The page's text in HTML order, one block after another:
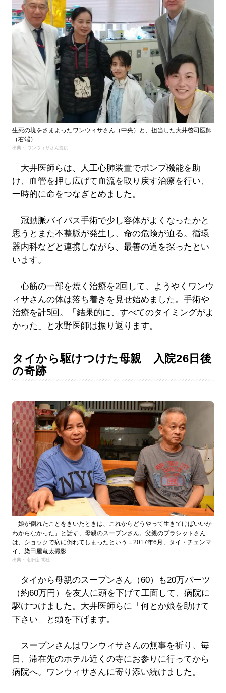
生死の境をさまよったワンウィサさん（中央）と、担当した大井啓司医師
（右端）
出典： ワンウィサさん提供
大井医師らは、人工心肺装置でポンプ機能を助
け、血管を押し広げて血流を取り戻す治療を行い、
一時的に命をつなぎとめました。
冠動脈バイパス手術で少し容体がよくなったかと
思うとまた不整脈が発生し、命の危険が迫る。循環
器内科などと連携しながら、最善の道を探ったとい
います。
心筋の一部を焼く治療を2回して、ようやくワンウ
ィサさんの体は落ち着きを見せ始めました。手術や
治療を計5回。「結果的に、すべてのタイミングがよ
かった」と水野医師は振り返ります。
タイから駆けつけた母親 入院26日後
の奇跡
「娘が倒れたことをきいたときは、これからどうやって生きてけばいいか
わからなかった」と話す、母親のスープンさん。父親のプラシットさん
は、ショックで病に倒れてしまったという＝2017年6月、タイ・チェンマ
イ、染田屋竜太撮影
出典： 朝日新聞社
タイから母親のスープンさん（60）も20万バーツ
（約60万円）を友人に頭を下げて工面して、病院に
駆けつけました。大井医師らに「何とか娘を助けて
下さい」と頭を下げます。
スープンさんはワンウィサさんの無事を祈り、毎
日、滞在先のホテル近くの寺にお参りに行ってから
病院へ。ワンウィサさんに寄り添い続けました。